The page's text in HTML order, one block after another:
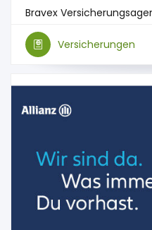
Bravex
Versicherungen